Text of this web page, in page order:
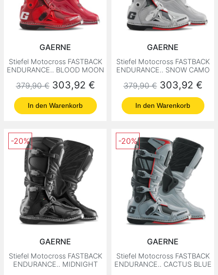
GAERNE
Stiefel Motocross FASTBACK
ENDURANCE.. BLOOD MOON
Normaler Preis
379,90 € Preis
303,92 €
In den Warenkorb
GAERNE
Stiefel Motocross FASTBACK
ENDURANCE.. SNOW CAMO
Normaler Preis
379,90 € Preis
303,92 €
In den Warenkorb
GAERNE
Stiefel Motocross FASTBACK
ENDURANCE.. MIDNIGHT
-20%
GAERNE
Stiefel Motocross FASTBACK
ENDURANCE.. CACTUS BLUE
-20%